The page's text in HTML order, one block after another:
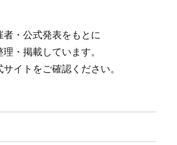
・公式発表をもとに
・掲載しています。
イトをご確認ください。